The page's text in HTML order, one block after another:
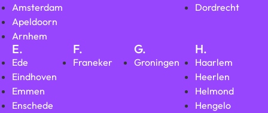
Amsterdam
Apeldoorn
Arnhem
Dordrecht
E.
Ede
Eindhoven
Emmen
Enschede
F.
Franeker
G.
Groningen
H.
Haarlem
Heerlen
Helmond
Hengelo